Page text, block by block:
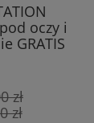
oczy i
GRATIS
zł
zł